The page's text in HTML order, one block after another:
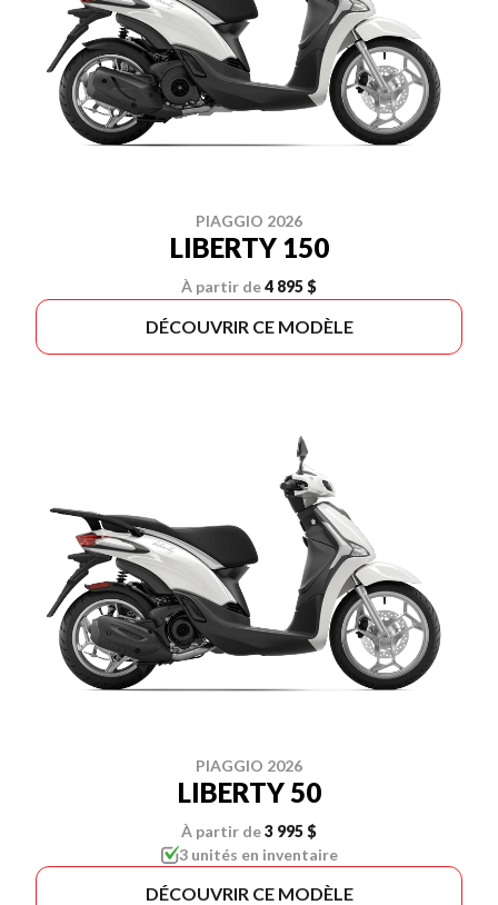
PIAGGIO 2026
LIBERTY 150
À partir de4 895 $
DÉCOUVRIR CE MODÈLE
PIAGGIO 2026
LIBERTY 50
À partir de3 995 $
3 unités en inventaire
DÉCOUVRIR CE MODÈLE